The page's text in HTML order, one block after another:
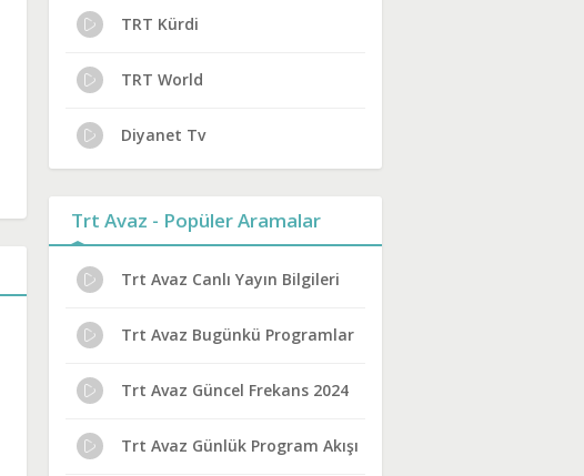
TRT Kürdi
TRT World
Diyanet Tv
Trt Avaz - Popüler Aramalar
Trt Avaz Canlı Yayın Bilgileri
Trt Avaz Bugünkü Programlar
Trt Avaz Güncel Frekans 2024
Trt Avaz Günlük Program Akışı